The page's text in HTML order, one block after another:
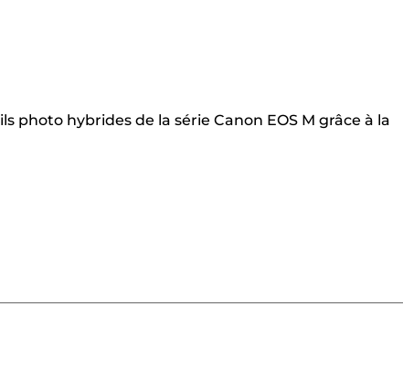
photo hybrides de la série Canon EOS M grâce à la